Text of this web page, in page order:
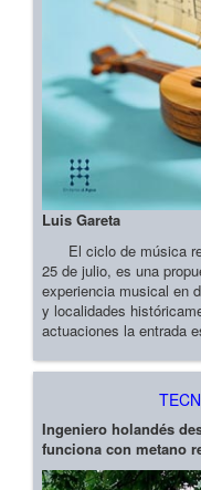
Luis Gareta
El ciclo de música
25 de julio, es una
experiencia musical en
y localidades
actuaciones la entrada
Ingeniero holandés
funciona con metano